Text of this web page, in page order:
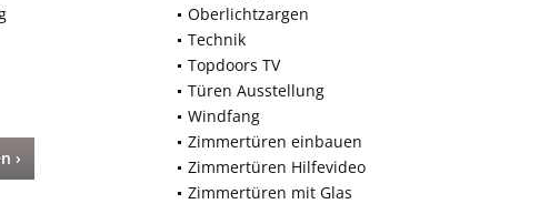
›
Oberlichtzargen
Technik
Topdoors TV
Türen Ausstellung
Windfang
Zimmertüren einbauen
Zimmertüren Hilfevideo
Zimmertüren mit Glas